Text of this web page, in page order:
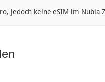
jedoch keine eSIM im Nubia